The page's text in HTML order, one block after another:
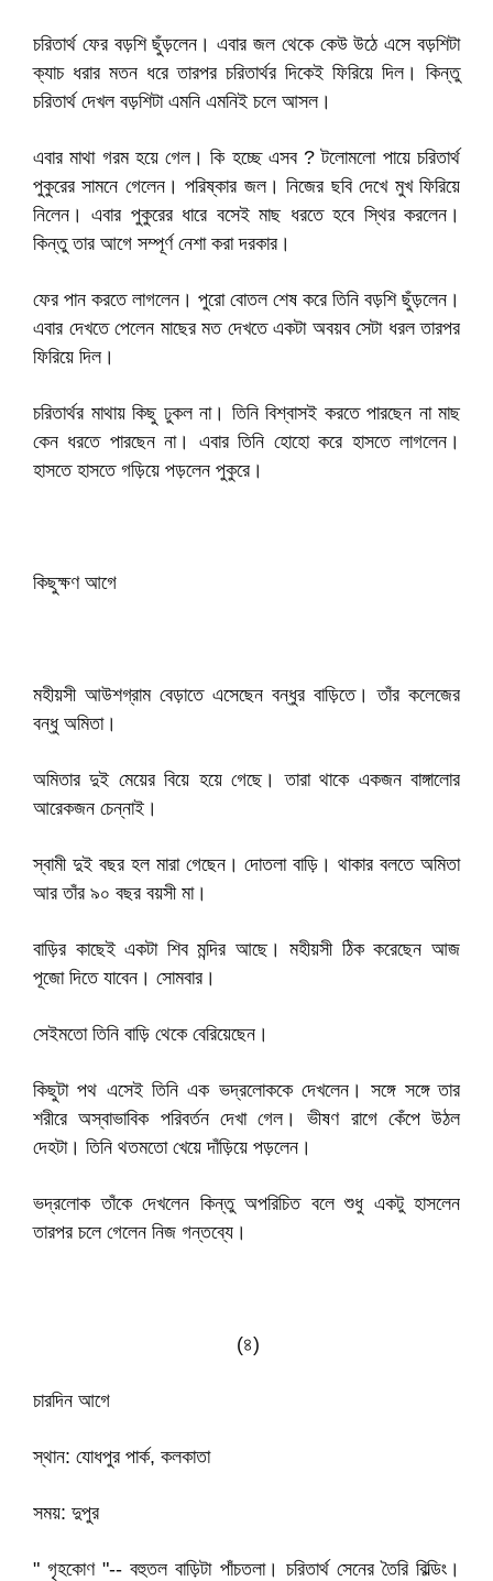
চরিতার্থ ফের বড়শি ছুঁড়লেন। এবার জল থেকে কেউ উঠে এসে বড়শিটা
ক্যাচ ধরার মতন ধরে তারপর চরিতার্থর দিকেই ফিরিয়ে দিল। কিন্তু
চরিতার্থ দেখল বড়শিটা এমনি এমনিই চলে আসল।
এবার মাথা গরম হয়ে গেল। কি হচ্ছে এসব ? টলোমলো পায়ে চরিতার্থ
পুকুরের সামনে গেলেন। পরিষ্কার জল। নিজের ছবি দেখে মুখ ফিরিয়ে
নিলেন। এবার পুকুরের ধারে বসেই মাছ ধরতে হবে স্থির করলেন।
কিন্তু তার আগে সম্পূর্ণ নেশা করা দরকার।
ফের পান করতে লাগলেন। পুরো বোতল শেষ করে তিনি বড়শি ছুঁড়লেন।
এবার দেখতে পেলেন মাছের মত দেখতে একটা অবয়ব সেটা ধরল তারপর
ফিরিয়ে দিল।
চরিতার্থর মাথায় কিছু ঢুকল না। তিনি বিশ্বাসই করতে পারছেন না মাছ
কেন ধরতে পারছেন না। এবার তিনি হোহো করে হাসতে লাগলেন।
হাসতে হাসতে গড়িয়ে পড়লেন পুকুরে।
কিছুক্ষণ আগে
মহীয়সী আউশগ্রাম বেড়াতে এসেছেন বন্ধুর বাড়িতে। তাঁর কলেজের
বন্ধু অমিতা।
অমিতার দুই মেয়ের বিয়ে হয়ে গেছে। তারা থাকে একজন বাঙ্গালোর
আরেকজন চেন্নাই।
স্বামী দুই বছর হল মারা গেছেন। দোতলা বাড়ি। থাকার বলতে অমিতা
আর তাঁর ৯০ বছর বয়সী মা।
বাড়ির কাছেই একটা শিব মন্দির আছে। মহীয়সী ঠিক করেছেন আজ
পূজো দিতে যাবেন। সোমবার।
সেইমতো তিনি বাড়ি থেকে বেরিয়েছেন।
কিছুটা পথ এসেই তিনি এক ভদ্রলোককে দেখলেন। সঙ্গে সঙ্গে তার
শরীরে অস্বাভাবিক পরিবর্তন দেখা গেল। ভীষণ রাগে কেঁপে উঠল
দেহটা। তিনি থতমতো খেয়ে দাঁড়িয়ে পড়লেন।
ভদ্রলোক তাঁকে দেখলেন কিন্তু অপরিচিত বলে শুধু একটু হাসলেন
তারপর চলে গেলেন নিজ গন্তব্যে।
(৪)
চারদিন আগে
স্থান: যোধপুর পার্ক, কলকাতা
সময়: দুপুর
" গৃহকোণ "-- বহুতল বাড়িটা পাঁচতলা। চরিতার্থ সেনের তৈরি বিল্ডিং।